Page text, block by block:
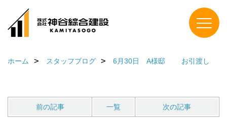
ホーム スタッフブログ 6月30日 A様邸 お引渡し
前の記事 一覧 次の記事